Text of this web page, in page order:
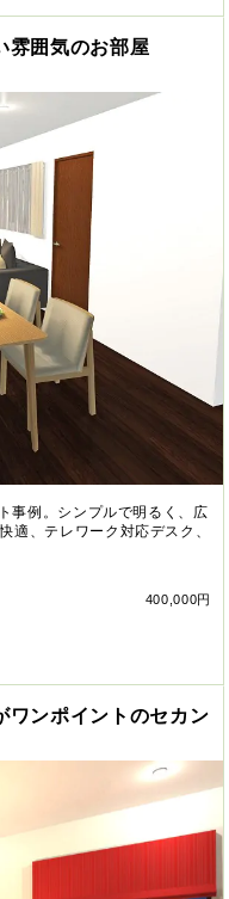
雰囲気のお部屋
事例。シンプルで明るく、広
適、テレワーク対応デスク、
400,000円
ワンポイントのセカン